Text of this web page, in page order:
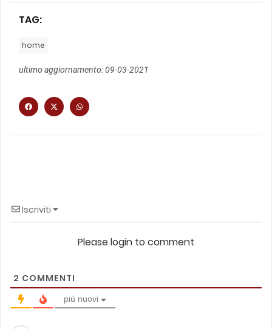
TAG:
home
ultimo aggiornamento: 09-03-2021
Iscriviti
Please login to comment
2 COMMENTI
più nuovi